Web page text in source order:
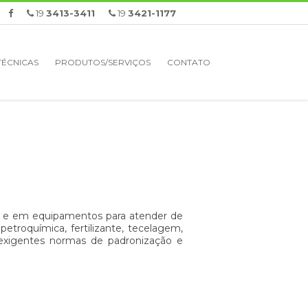
19 3421-1177
19 3413-3411
PRODUTOS/SERVIÇOS CONTATO
em equipamentos para atender de
fertilizante, tecelagem,
normas de padronização e